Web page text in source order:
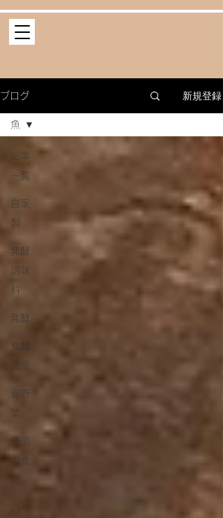
ブログ 新規登録
記事
一覧
自家
製
発酵
調味
料
発酵
発酵
食品
旬野
菜
季節
の食
材
ハー
魚